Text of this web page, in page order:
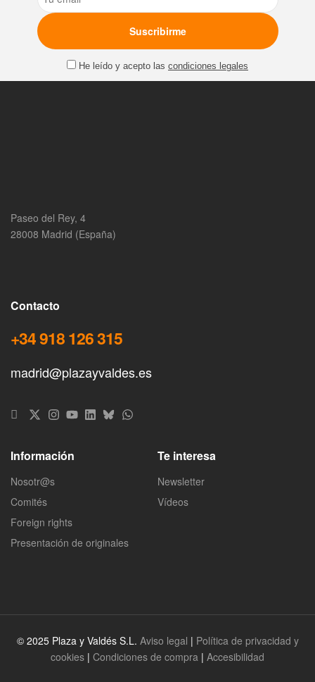
He leído y acepto las condiciones legales
Paseo del Rey, 4
28008 Madrid (España)
Contacto
+34 918 126 315
madrid@plazayvaldes.es
Información
Nosotr@s
Comités
Foreign rights
Presentación de originales
Te interesa
Newsletter
Vídeos
© 2025 Plaza y Valdés S.L. Aviso legal | Política de privacidad y
cookies | Condiciones de compra | Accesibilidad